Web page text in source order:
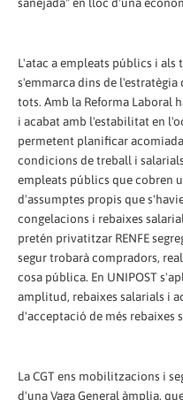
L'atac a empleats públics i als
s'emmarca dins de
tots. Amb la Reforma Laboral
i acabat amb l'estabilitat en
permetent planificar
condicions de treball i
empleats públics que cobren
d'assumptes propis que
congelacions i rebaixes
pretén privatitzar RENFE
segur trobarà compradors,
cosa pública. En UNIPOST
amplitud, rebaixes salarials i
d'acceptació de més rebaixes
La CGT ens mobilitzacions i
d'una Vaga General àmplia,